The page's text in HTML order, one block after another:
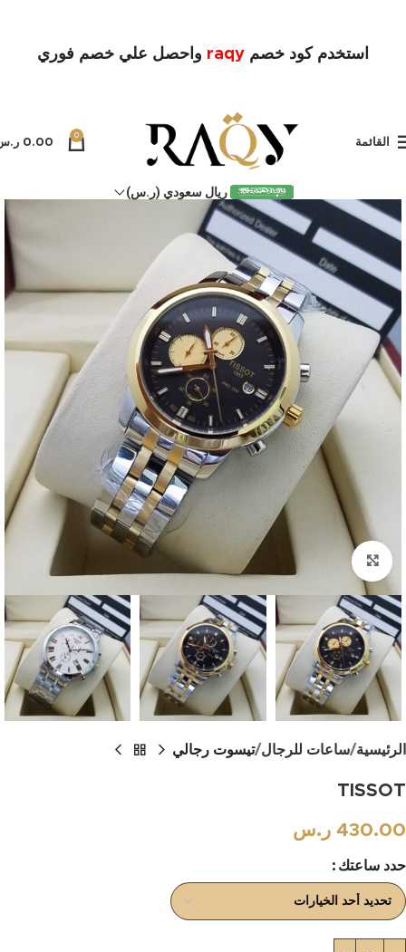
استخدم كود خصم raqy واحصل علي خصم فوري
القائمة
0
0.00
ريال سعودي (ر.س)
اضغط للتكبير
الرئيسية ساعات للرجال تيسوت رجالي
TISSOT
430.00 ر.س
حدد ساعتك